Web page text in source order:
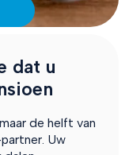
dat u
de helft van
Uw